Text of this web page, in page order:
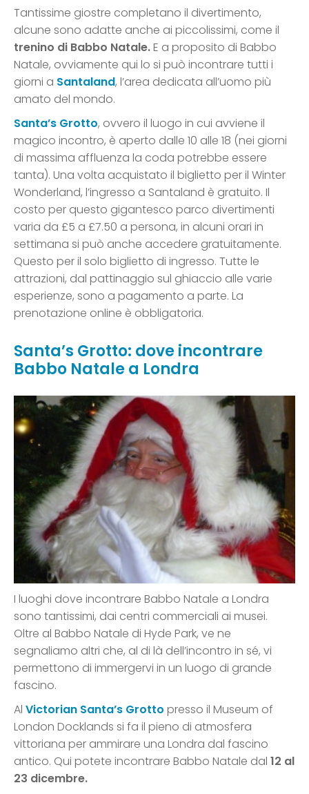
Tantissime giostre completano il divertimento,
alcune sono adatte anche ai piccolissimi, come il
trenino di Babbo Natale.E a proposito di Babbo
Natale, ovviamente qui lo si può incontrare tutti i
giorni a Santaland, l’area dedicata all’uomo più
amato del mondo.
Santa’s Grotto, ovvero il luogo in cui avviene il
magico incontro, è aperto dalle 10 alle 18 (nei giorni
di massima affluenza la coda potrebbe essere
tanta). Una volta acquistato il biglietto per il Winter
Wonderland, l’ingresso a Santaland è gratuito. Il
costo per questo gigantesco parco divertimenti
varia da £5 a £7.50 a persona, in alcuni orari in
settimana si può anche accedere gratuitamente.
Questo per il solo biglietto di ingresso. Tutte le
attrazioni, dal pattinaggio sul ghiaccio alle varie
esperienze, sono a pagamento a parte. La
prenotazione online è obbligatoria.
Santa’s Grotto: dove incontrare
Babbo Natale a Londra
I luoghi dove incontrare Babbo Natale a Londra
sono tantissimi, dai centri commerciali ai musei.
Oltre al Babbo Natale di Hyde Park, ve ne
segnaliamo altri che, al di là dell’incontro in sé, vi
permettono di immergervi in un luogo di grande
fascino.
Al Victorian Santa’s Grotto presso il Museum of
London Docklands si fa il pieno di atmosfera
vittoriana per ammirare una Londra dal fascino
antico. Qui potete incontrare Babbo Natale dal 12 al
23 dicembre.